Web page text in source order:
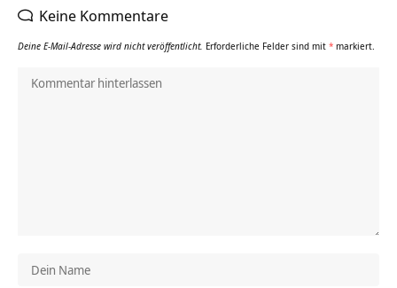
Keine Kommentare
Deine E-Mail-Adresse wird nicht veröffentlicht. Erforderliche Felder sind mit * markiert.